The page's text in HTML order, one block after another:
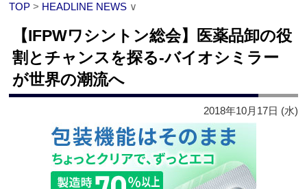
TOP > HEADLINE NEWS ∨
【IFPWワシントン総会】医薬品卸の役
割とチャンスを探る‐バイオシミラー
が世界の潮流へ
2018年10月17日 (水)